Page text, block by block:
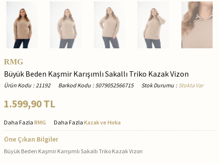
RMG
Büyük Beden Kaşmir Karışımlı Sakallı Triko Kazak Vizon
Ürün Kodu : 21192 Barkod Kodu : 5079052566715 Stok Durumu : Stokta Var
1.599,90TL
Daha Fazla RMG Daha Fazla Kazak ve Hırka
Öne Çıkan Bilgiler
Büyük Beden Kaşmir Karışımlı Sakallı Triko Kazak Vizon